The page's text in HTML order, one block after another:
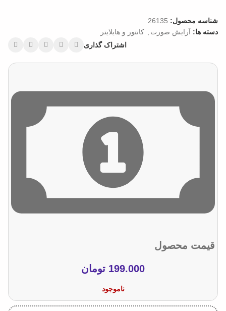
شناسه محصول: 26135
دسته ها: آرایش صورت
کانتور و هایلایتر
اشتراک گذاری
قیمت محصول
199.000 تومان
ناموجود